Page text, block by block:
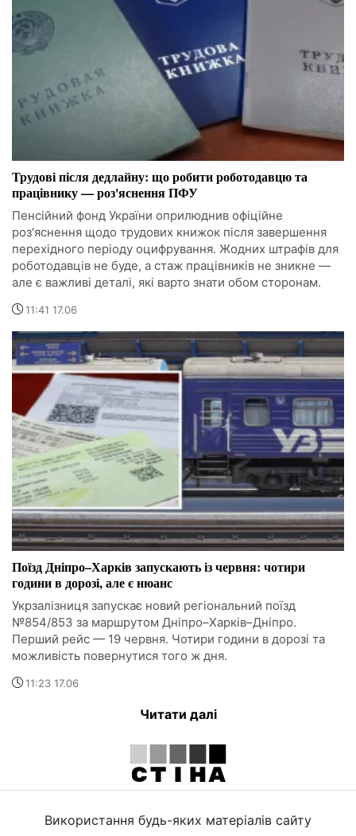
Трудові після дедлайну: що робити роботодавцю та
працівнику — роз'яснення ПФУ
Пенсійний фонд України оприлюднив офіційне
роз'яснення щодо трудових книжок після завершення
перехідного періоду оцифрування. Жодних штрафів для
роботодавців не буде, а стаж працівників не зникне —
але є важливі деталі, які варто знати обом сторонам.
11:41 17.06
Поїзд Дніпро–Харків запускають із червня: чотири
години в дорозі, але є нюанс
Укрзалізниця запускає новий регіональний поїзд
№854/853 за маршрутом Дніпро–Харків–Дніпро.
Перший рейс — 19 червня. Чотири години в дорозі та
можливість повернутися того ж дня.
11:23 17.06
Читати далі
Використання будь-яких матеріалів сайту